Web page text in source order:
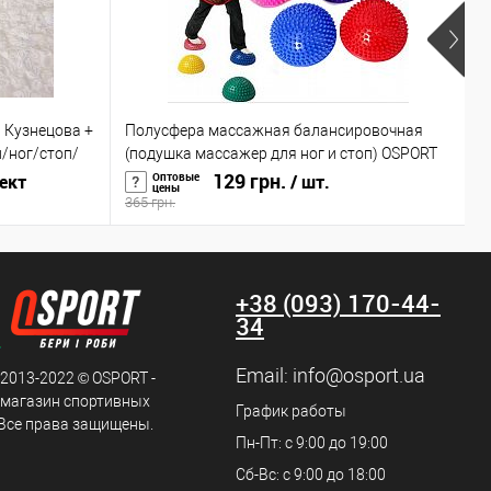
+
ног/стоп/
Полусфера массажная балансировочная
(подушка массажер для ног и стоп) OSPORT
(OF-0059)
Оптовые
цены 129 грн. / шт.
365 грн.
2022 © OSPORT -
спортивных
права защищены.
+38 (093) 170-44-
34
Email: info@osport.ua
График работы
Пн-Пт: с 9:00 до 19:00
Сб-Вс: с 9:00 до 18:00